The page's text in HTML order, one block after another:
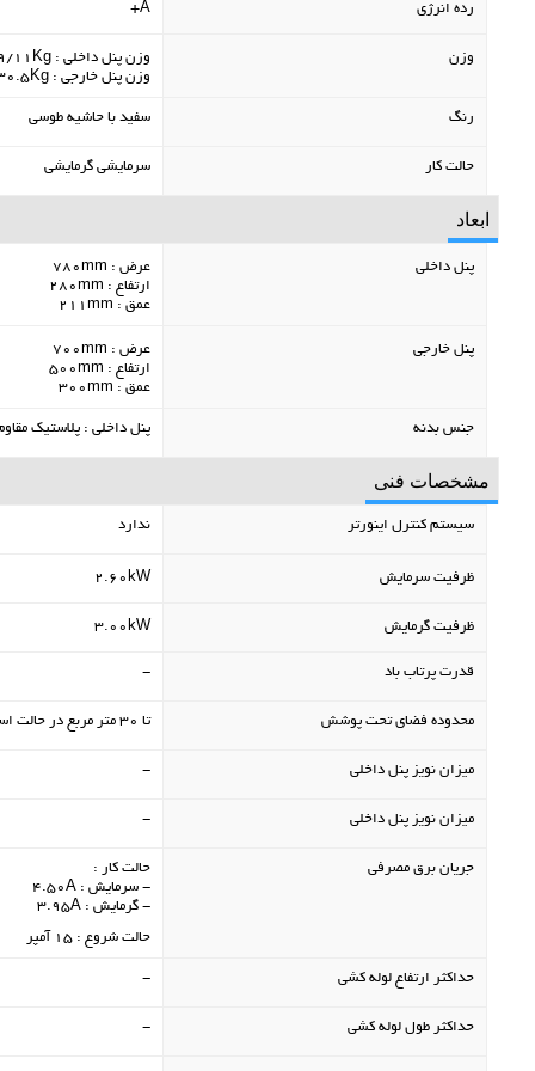
رده انرژی A+
وزن
وزن پنل داخلی : 9/11Kg
وزن پنل خارجی : 28/30.5Kg
رنگ سفید با حاشیه طوسی
حالت کار سرمایشی گرمایشی
ابعاد
پنل داخلی
عرض : 780mm
ارتفاع : 280mm
عمق : 211mm
پنل خارجی
عرض : 700mm
ارتفاع : 500mm
عمق : 300mm
جنس بدنه پنل داخلی : پلاستیک
مشخصات فنی
سیستم کنترل اینورتر ندارد
ظرفیت سرمایش 2.60kW
ظرفیت گرمایش 3.00kW
قدرت پرتاب باد -
محدوده فضای تحت پوشش تا 30 متر مربع در حالت استاندارد
میزان نویز پنل داخلی -
میزان نویز پنل داخلی -
جریان برق مصرفی
حالت کار :
- سرمایش : 4.50A
- گرمایش : 3.95A
حالت شروع : 15 آمپر
حداکثر ارتفاع لوله کشی -
حداکثر طول لوله کشی -